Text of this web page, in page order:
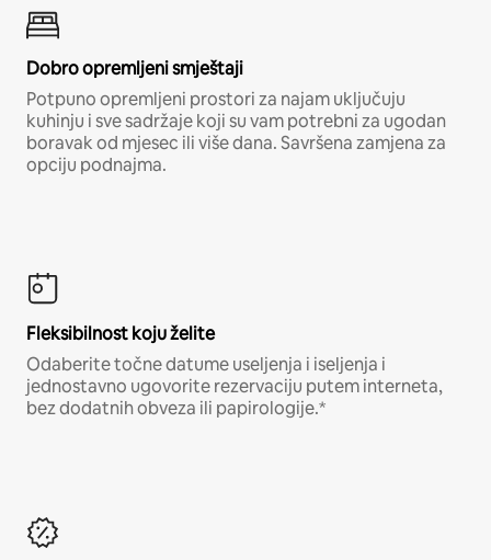
Dobro opremljeni smještaji
Potpuno opremljeni prostori za najam uključuju
kuhinju i sve sadržaje koji su vam potrebni za ugodan
boravak od mjesec ili više dana. Savršena zamjena za
opciju podnajma.
Fleksibilnost koju želite
Odaberite točne datume useljenja i iseljenja i
jednostavno ugovorite rezervaciju putem interneta,
bez dodatnih obveza ili papirologije.*